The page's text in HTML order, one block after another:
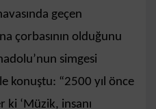
geçen
çorbasının olduğunu
simgesi
konuştu: “2500 yıl önce
‘Müzik, insanı